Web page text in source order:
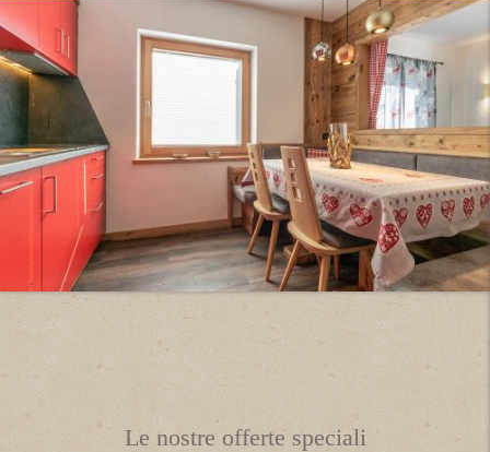
Le nostre offerte speciali